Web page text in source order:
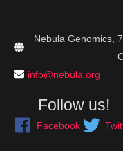
Nebula Genomics,
info@nebula.org
Follow us!
Facebook